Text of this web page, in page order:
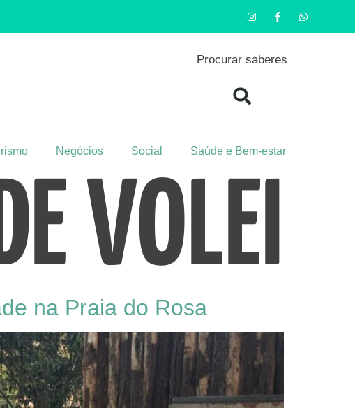
Procurar saberes
Negócios Social Saúde e Bem-estar
VOLEI
na Praia do Rosa